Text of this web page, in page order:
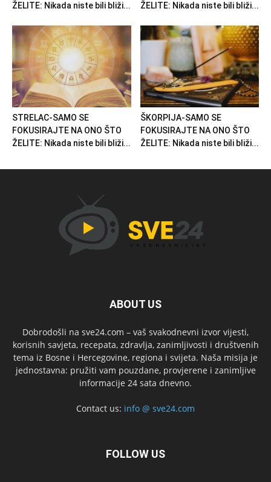
ŽELITE: Nikada niste bili bliži...
ŽELITE: Nikada niste bili bliži...
STRELAC-SAMO SE
FOKUSIRAJTE NA ONO ŠTO
ŽELITE: Nikada niste bili bliži...
ŠKORPIJA-SAMO SE
FOKUSIRAJTE NA ONO ŠTO
ŽELITE: Nikada niste bili bliži...
ABOUT US
Dobrodošli na sve24.com – vaš svakodnevni izvor vijesti,
korisnih savjeta, recepata, zdravlja, zanimljivosti i društvenih
tema iz Bosne i Hercegovine, regiona i svijeta. Naša misija je
jednostavna: pružiti vam pouzdane, provjerene i zanimljive
informacije 24 sata dnevno.
Contact us: info @ sve24.com
FOLLOW US